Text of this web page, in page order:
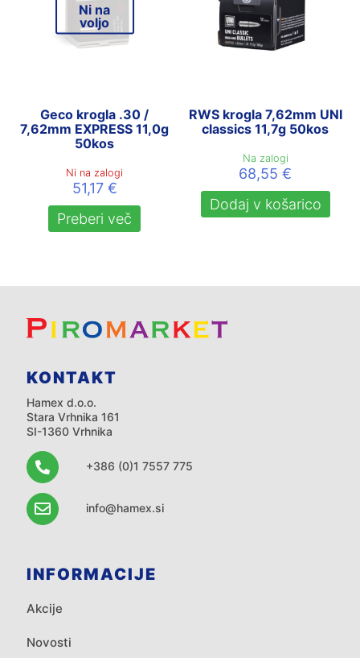
Ni na
voljo
Geco krogla .30 /
7,62mm EXPRESS 11,0g
50kos
Ni na zalogi
51,17 €
Preberi več
RWS krogla 7,62mm UNI
classics 11,7g 50kos
Na zalogi
68,55€
Dodaj v košarico
KONTAKT
Hamex d.o.o.
Stara Vrhnika 161
SI-1360 Vrhnika
+386 (0)1 7557 775
info@hamex.si
INFORMACIJE
Akcije
Novosti